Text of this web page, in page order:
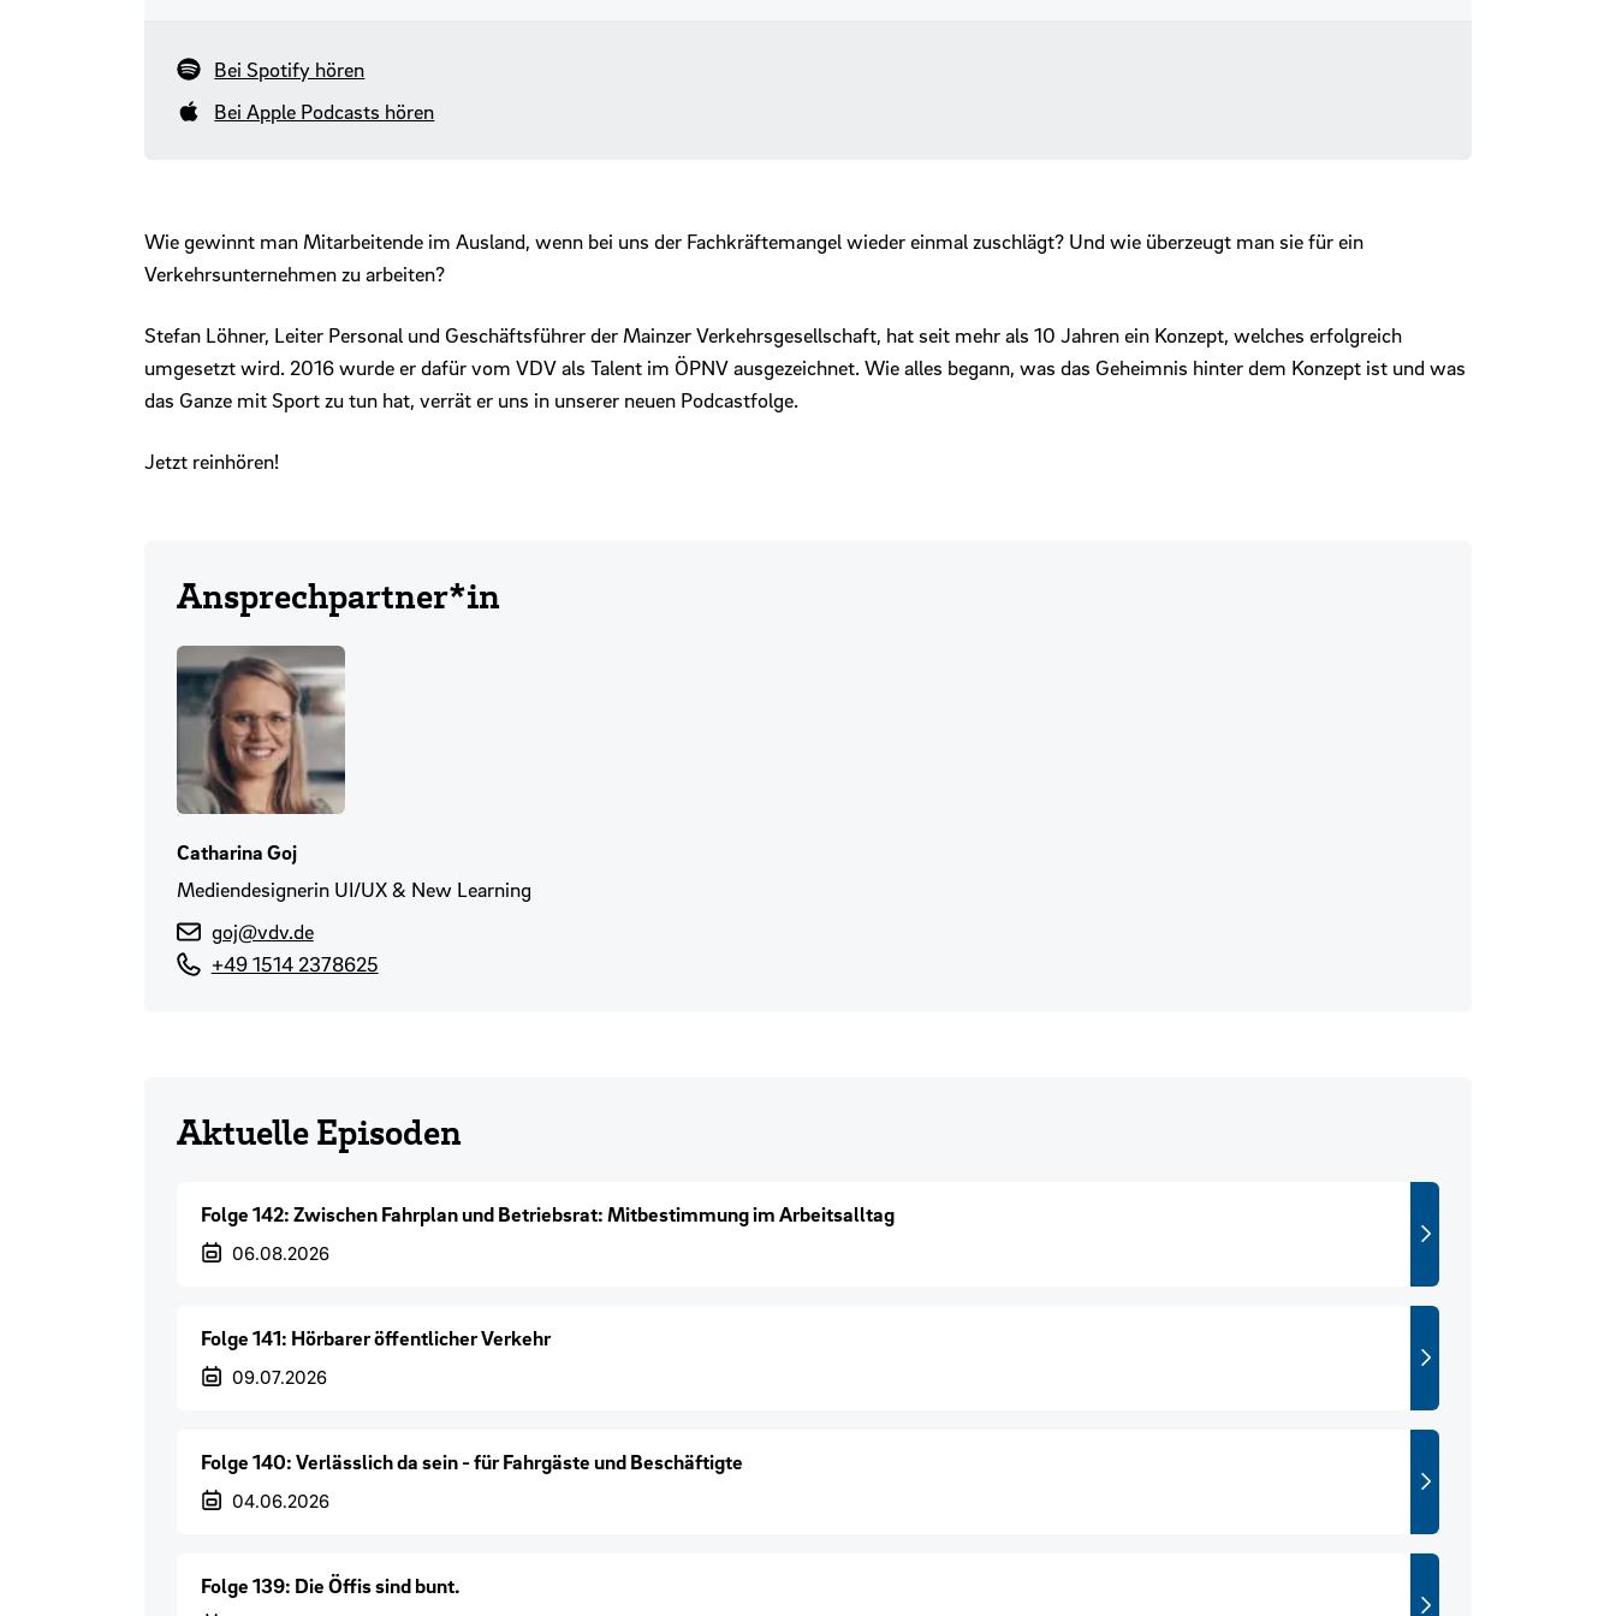
Bei Spotify hören
Bei Apple Podcasts hören
Wie gewinnt man Mitarbeitende im Ausland, wenn bei uns der Fachkräftemangel wieder einmal zuschlägt? Und wie überzeugt man sie für ein
Verkehrsunternehmen zu arbeiten?
Stefan Löhner, Leiter Personal und Geschäftsführer der Mainzer Verkehrsgesellschaft, hat seit mehr als 10 Jahren ein Konzept, welches erfolgreich
umgesetzt wird. 2016 wurde er dafür vom VDV als Talent im ÖPNV ausgezeichnet. Wie alles begann, was das Geheimnis hinter dem Konzept ist und was
das Ganze mit Sport zu tun hat, verrät er uns in unserer neuen Podcastfolge.
Jetzt reinhören!
Ansprechpartner*in
Catharina Goj
Mediendesignerin UI/UX & New Learning
goj@vdv.de
+49 1514 2378625
Aktuelle Episoden
Folge 142: Zwischen Fahrplan und Betriebsrat: Mitbestimmung im Arbeitsalltag
Veröffentlichungsdatum
06.08.2026
Folge 141: Hörbarer öffentlicher Verkehr
Veröffentlichungsdatum
09.07.2026
Folge 140: Verlässlich da sein - für Fahrgäste und Beschäftigte
Veröffentlichungsdatum
04.06.2026
Folge 139: Die Öffis sind bunt.